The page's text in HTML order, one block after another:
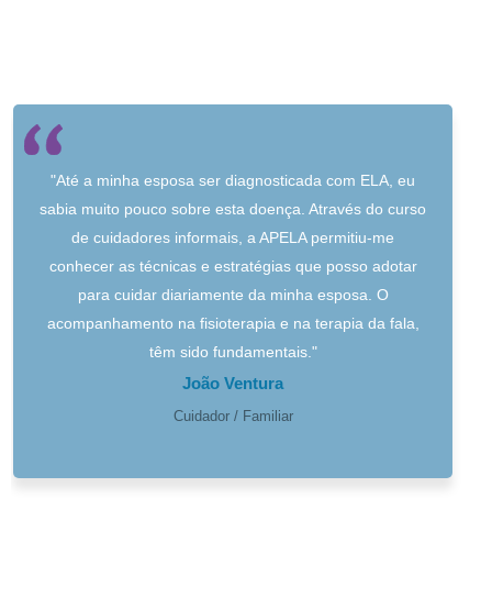
"Até a minha esposa ser diagnosticada com ELA, eu
sabia muito pouco sobre esta doença. Através do curso
de cuidadores informais, a APELA permitiu-me
conhecer as técnicas e estratégias que posso adotar
para cuidar diariamente da minha esposa. O
acompanhamento na fisioterapia e na terapia da fala,
têm sido fundamentais."
João Ventura
Cuidador / Familiar